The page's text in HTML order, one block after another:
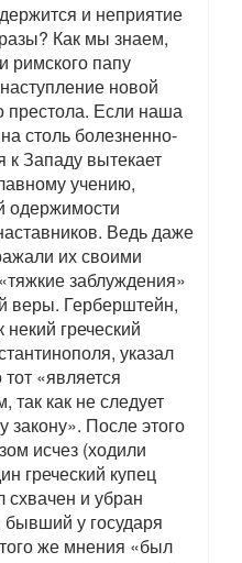
и неприятие
Как мы знаем,
римского папу
новой
престола. Если наша
столь болезненно-
Западу вытекает
учению,
одержимости
Ведь даже
их своими
заблуждения»
веры. Герберштейн,
греческий
указал
«является
как не следует
закону». После этого
исчез (ходили
греческий купец
и убран
бывший у государя
же мнения «был